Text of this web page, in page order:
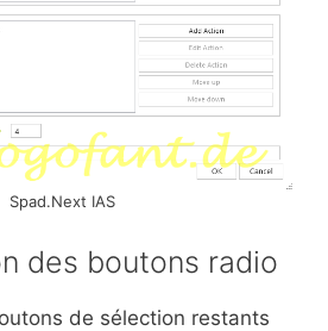
Spad.Next IAS
des boutons radio
de sélection restants